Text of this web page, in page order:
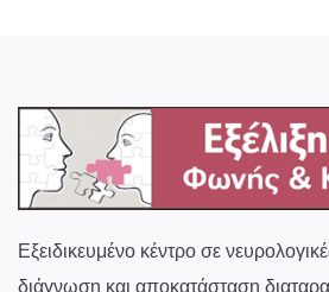
Εξειδικευμένο κέντρο σε
διάγνωση και αποκατάσταση